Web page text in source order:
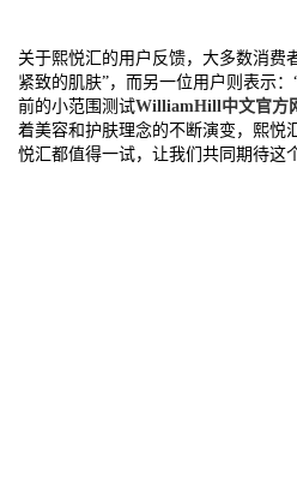
关于熙悦汇的用户反馈，大多数消费
紧致的肌肤”，而另一位用户则表示
前的小范围测试WilliamHill中文官方
着美容和护肤理念的不断演变，熙悦
悦汇都值得一试，让我们共同期待这